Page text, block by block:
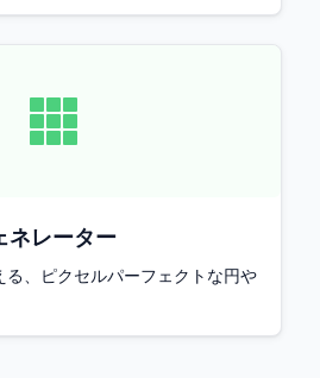
ネレーター
、ピクセルパーフェクトな円や